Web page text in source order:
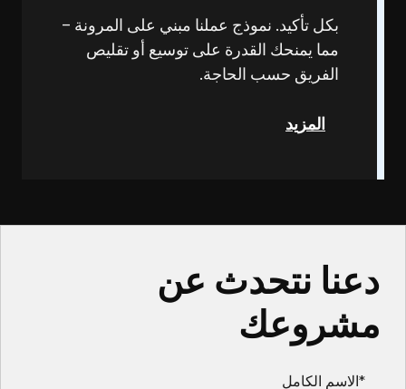
بكل تأكيد. نموذج عملنا مبني على المرونة –
مما يمنحك القدرة على توسيع أو تقليص
الفريق حسب الحاجة.
المزيد
دعنا نتحدث عن
مشروعك